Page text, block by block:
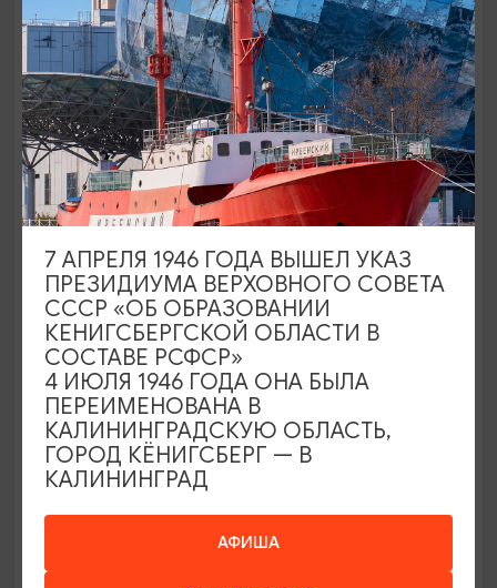
ПАМЯТНИКИ И СКУЛЬПТУРЫ
Памятник жертвам Холокоста
Янтарный, шахта Анна
АФИША
7 АПРЕЛЯ 1946 ГОДА ВЫШЕЛ УКАЗ
ПРЕЗИДИУМА ВЕРХОВНОГО СОВЕТА
СССР «ОБ ОБРАЗОВАНИИ
КЕНИГСБЕРГСКОЙ ОБЛАСТИ В
СОСТАВЕ РСФСР»
4 ИЮЛЯ 1946 ГОДА ОНА БЫЛА
ПЕРЕИМЕНОВАНА В
КАЛИНИНГРАДСКУЮ ОБЛАСТЬ,
ГОРОД КЁНИГСБЕРГ — В
КАЛИНИНГРАД